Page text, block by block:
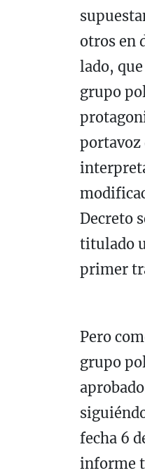
otros en
lado,
grupo
portavoz
Decreto
titulado
primer
Pero
grupo
fecha 6
informe